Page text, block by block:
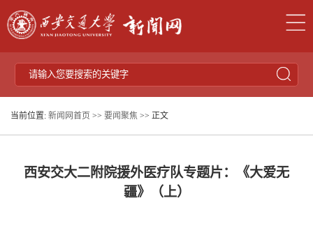
当前位置: 新闻网首页 >> 要闻聚焦 >> 正文
西安交大二附院援外医疗队专题片：《大爱无
疆》（上）